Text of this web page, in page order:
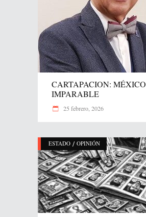
CARTAPACION: MÉXICO
IMPARABLE
25 febrero, 2026
ESTADO / OPINIÓN